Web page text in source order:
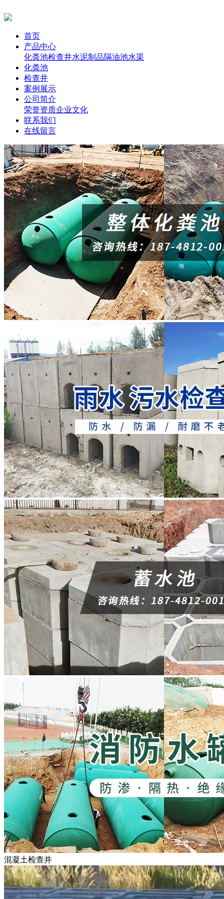
首页
产品中心
化粪池检查井水泥制品隔油池水渠
化粪池
检查井
案例展示
公司简介
荣誉资质企业文化
联系我们
在线留言
混凝土检查井